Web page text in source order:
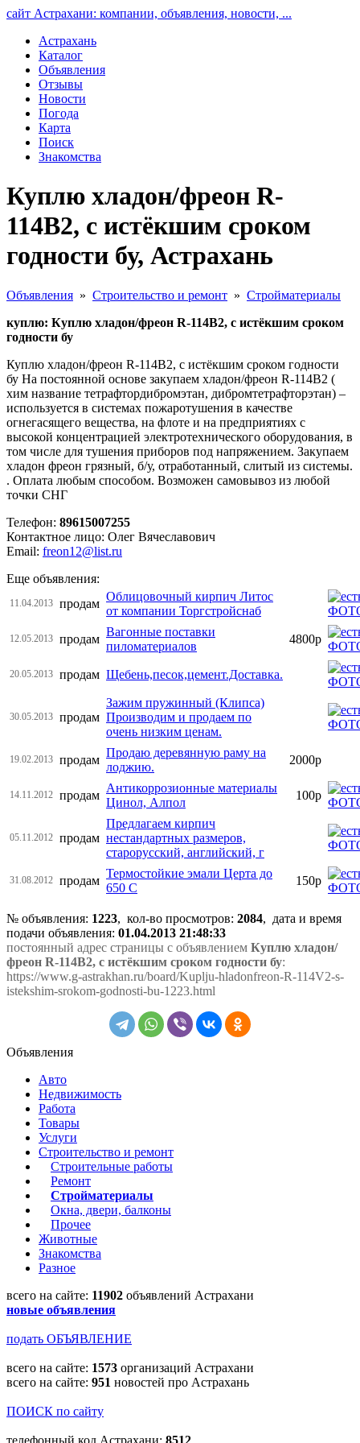
сайт Астрахани: компании, объявления, новости, ...
Астрахань
Каталог
Объявления
Отзывы
Новости
Погода
Карта
Поиск
Знакомства
Куплю хладон/фреон R-
114В2, с истёкшим сроком
годности бу, Астрахань
Объявления » Строительство и ремонт » Стройматериалы
куплю: Куплю хладон/фреон R-114В2, с истёкшим сроком
годности бу
Куплю хладон/фреон R-114В2, с истёкшим сроком годности
бу На постоянной основе закупаем хладон/фреон R-114B2 (
хим название тетрафтордибромэтан, дибромтетрафторэтан) –
используется в системах пожаротушения в качестве
огнегасящего вещества, на флоте и на предприятиях с
высокой концентрацией электротехнического оборудования, в
том числе для тушения приборов под напряжением. Закупаем
хладон фреон грязный, б/у, отработанный, слитый из системы.
. Оплата любым способом. Возможен самовывоз из любой
точки СНГ
Телефон: 89615007255
Контактное лицо: Олег Вячеславович
Email: freon12@list.ru
Еще объявления:
11.04.2013 продам
Облицовочный кирпич Литос
от компании Торгстройснаб
12.05.2013 продам
Вагонные поставки
пиломатериалов
4800р
20.05.2013 продам Щебень,песок,цемент.Доставка.
30.05.2013 продам
Зажим пружинный (Клипса)
Производим и продаем по
очень низким ценам.
19.02.2013 продам
Продаю деревянную раму на
лоджию.
2000р
14.11.2012 продам
Антикоррозионные материалы
Цинол, Алпол
100р
05.11.2012 продам
Предлагаем кирпич
нестандартных размеров,
старорусский, английский, г
31.08.2012 продам
Термостойкие эмали Церта до
650 С
150р
№ объявления: 1223, кол-во просмотров: 2084, дата и время
подачи объявления: 01.04.2013 21:48:33
постоянный адрес страницы с объявлением Куплю хладон/
фреон R-114В2, с истёкшим сроком годности бу:
https://www.g-astrakhan.ru/board/Kuplju-hladonfreon-R-114V2-s-
istekshim-srokom-godnosti-bu-1223.html
Объявления
Авто
Недвижимость
Работа
Товары
Услуги
Строительство и ремонт
Строительные работы
Ремонт
Стройматериалы
Окна, двери, балконы
Прочее
Животные
Знакомства
Разное
всего на сайте: 11902 объявлений Астрахани
новые объявления
подать ОБЪЯВЛЕНИЕ
всего на сайте: 1573 организаций Астрахани
всего на сайте: 951 новостей про Астрахань
ПОИСК по сайту
телефонный код Астрахани: 8512